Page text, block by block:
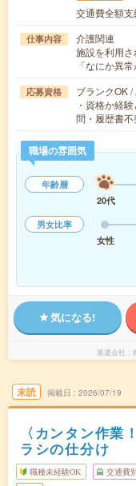
交通費全額支
仕事内容
介護関連
施設を利用さ
「なにか異
応募資格
ブランクOK
・資格か経
問・履歴書
職場の雰囲気
年齢層
20代
男女比率
女性
気になる!
派遣会社
未読 掲載日 2026/07/19
〈カンタン作業
ラシの仕分け
職種未経験OK 交通費